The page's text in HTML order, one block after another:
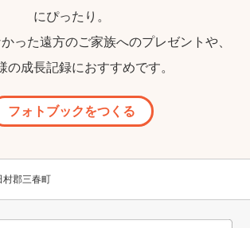
にぴったり。
った遠方のご家族へのプレゼントや、
の成長記録におすすめです。
フォトブックをつくる
村郡三春町